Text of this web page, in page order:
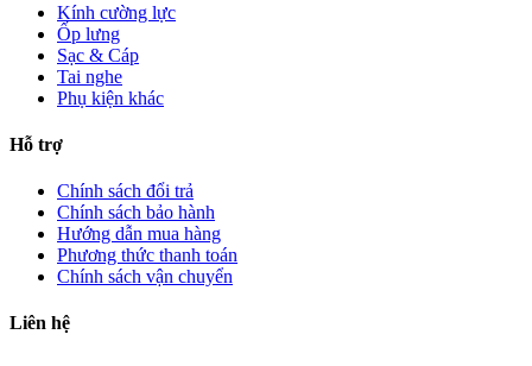
Kính cường lực
Ốp lưng
Sạc & Cáp
Tai nghe
Phụ kiện khác
Hỗ trợ
Chính sách đổi trả
Chính sách bảo hành
Hướng dẫn mua hàng
Phương thức thanh toán
Chính sách vận chuyển
Liên hệ